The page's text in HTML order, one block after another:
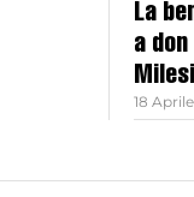
La
a
Milesi
18